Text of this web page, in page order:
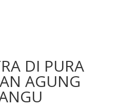
DI PURA
AGUNG